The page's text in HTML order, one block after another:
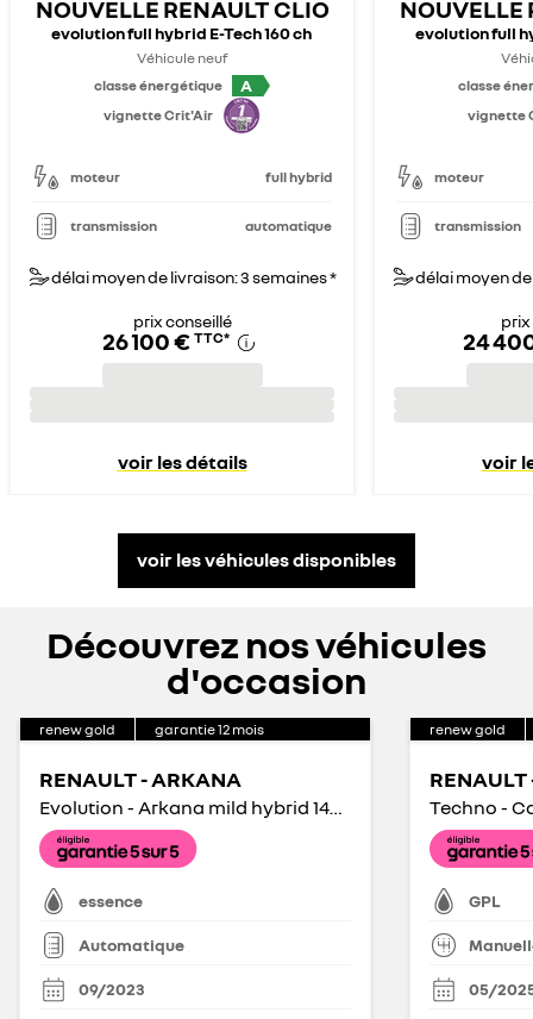
NOUVELLE RENAULT CLIO
evolution full hybrid E-Tech 160 ch
Véhicule neuf
classe énergétique
A
vignette Crit'Air
moteur full hybrid
transmission automatique
délai moyen de livraison: 3 semaines *
prix conseillé
26 100 € TTC*
voir les détails
NOUVELLE
evolution full
classe
vignette
moteur
transmission
délai moyen
prix
24
voir
voir les véhicules disponibles
Découvrez nos véhicules
d'occasion
renew gold garantie12 mois
RENAULT - ARKANA
Evolution - Arkana mild hybrid 140 EDC FAP - 22
essence
Automatique
09/2023
renew gold
RENAULT
Techno -
GPL
05/